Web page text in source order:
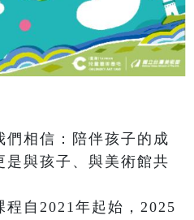
們相信：陪伴孩子的成
是與孩子、與美術館共
程自2021年起始，2025